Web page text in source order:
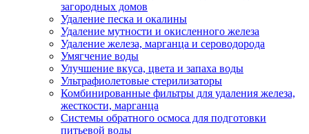
загородных домов
Удаление песка и окалины
Удаление мутности и окисленного железа
Удаление железа, марганца и сероводорода
Умягчение воды
Улучшение вкуса, цвета и запаха воды
Ультрафиолетовые стерилизаторы
Комбинированные фильтры для удаления железа,
жесткости, марганца
Системы обратного осмоса для подготовки
питьевой воды